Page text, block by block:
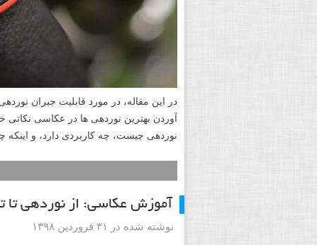
آوردن بهترین نوردهی ها در عکاسی
نوردهی چیست، چه کاربردی دارد، و
آموزش عکاسی: از نوردهی
نوشته شده در ۳۱ فروردین ۱۳۹۸